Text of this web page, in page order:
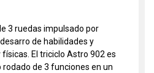
3 ruedas impulsado por
de habilidades y
El triciclo Astro 902 es
de 3 funciones en un